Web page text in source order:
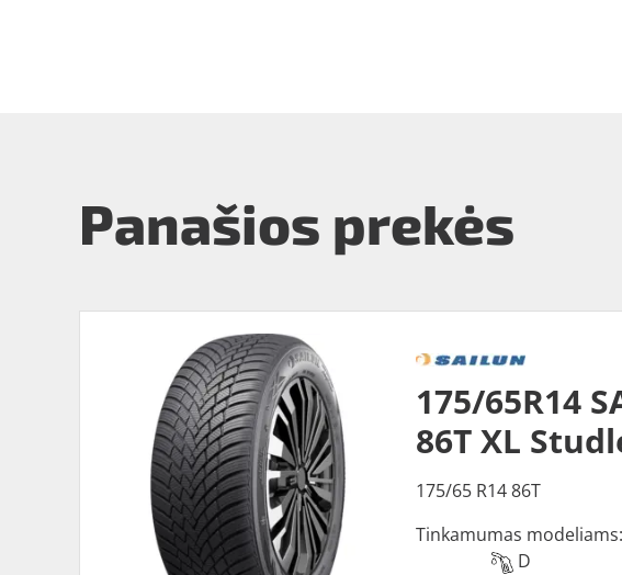
Panašios prekės
175/65R14
86T XL
175/65 R14 86T
Tinkamumas modeliams:
D